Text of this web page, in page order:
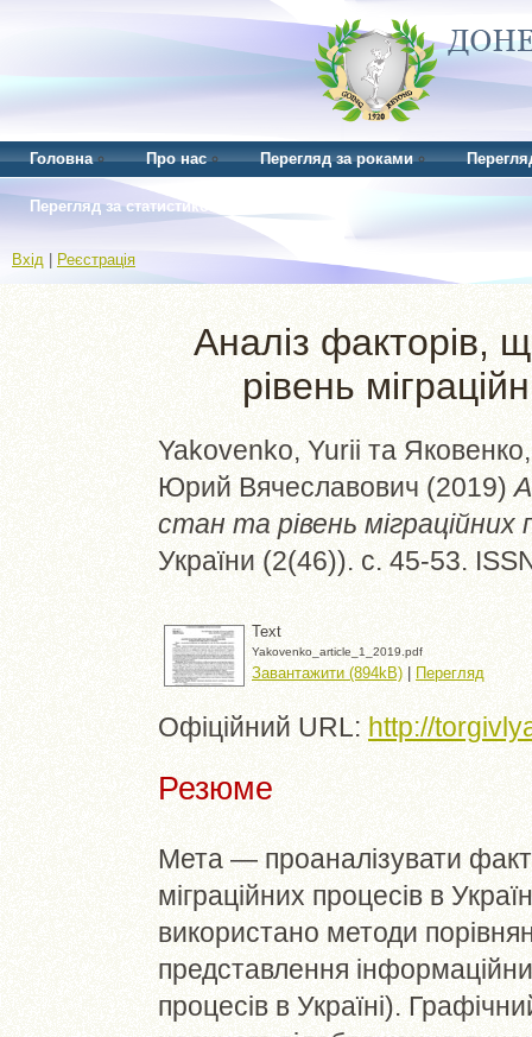
Головна Про нас Перегляд за роками
Перегляд за статистикою
Вхід Реєстрація
Аналіз факторів,
рівень
Yakovenko, Yurii та
Юрий Вячеславович (2019)
стан та рівень міграційних
України (2(46)). с. 45-53.
Text
Yakovenko_article_1_2019.pdf
Завантажити (894kB) | Перегляд
Офіційний URL: http://
Резюме
Мета — проаналізувати
міграційних процесів в
використано методи
представлення
процесів в Україні).